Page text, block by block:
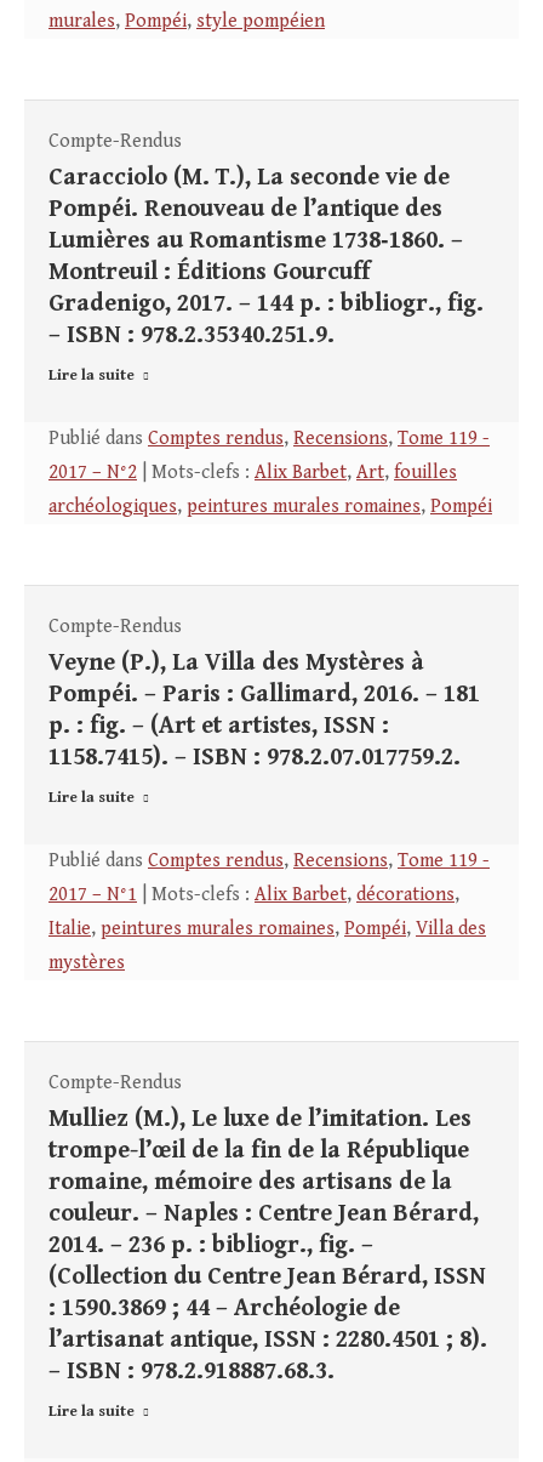
murales, Pompéi, style pompéien
Compte-Rendus
Caracciolo (M. T.), La seconde vie de
Pompéi. Renouveau de l’antique des
Lumières au Romantisme 1738‑1860. –
Montreuil : Éditions Gourcuff
Gradenigo, 2017. – 144 p. : bibliogr., fig.
– ISBN : 978.2.35340.251.9.
Lire la suite
Publié dans Comptes rendus, Recensions, Tome 119 -
2017 – N°2 | Mots-clefs : Alix Barbet, Art, fouilles
archéologiques, peintures murales romaines, Pompéi
Compte-Rendus
Veyne (P.), La Villa des Mystères à
Pompéi. – Paris : Gallimard, 2016. – 181
p. : fig. – (Art et artistes, ISSN :
1158.7415). – ISBN : 978.2.07.017759.2.
Lire la suite
Publié dans Comptes rendus, Recensions, Tome 119 -
2017 – N°1 | Mots-clefs : Alix Barbet, décorations,
Italie, peintures murales romaines, Pompéi, Villa des
mystères
Compte-Rendus
Mulliez (M.), Le luxe de l’imitation. Les
trompe-l’œil de la fin de la République
romaine, mémoire des artisans de la
couleur. – Naples : Centre Jean Bérard,
2014. – 236 p. : bibliogr., fig. –
(Collection du Centre Jean Bérard, ISSN
: 1590.3869 ; 44 – Archéologie de
l’artisanat antique, ISSN : 2280.4501 ; 8).
– ISBN : 978.2.918887.68.3.
Lire la suite